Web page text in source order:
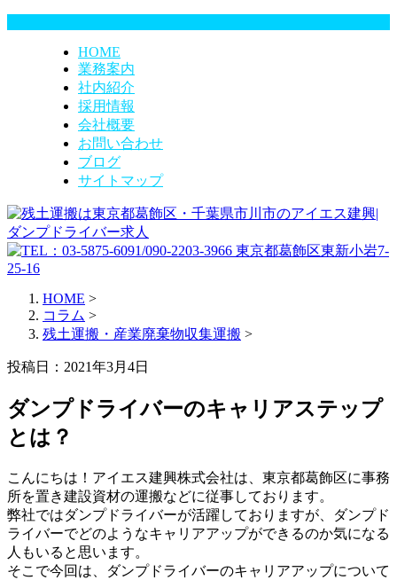
HOME
業務案内
社内紹介
採用情報
会社概要
お問い合わせ
ブログ
サイトマップ
HOME >
コラム >
残土運搬・産業廃棄物収集運搬 >
投稿日：2021年3月4日
ダンプドライバーのキャリアステップ
とは？
こんにちは！アイエス建興株式会社は、東京都葛飾区に事務
所を置き建設資材の運搬などに従事しております。
弊社ではダンプドライバーが活躍しておりますが、ダンプド
ライバーでどのようなキャリアアップができるのか気になる
人もいると思います。
そこで今回は、ダンプドライバーのキャリアアップについて